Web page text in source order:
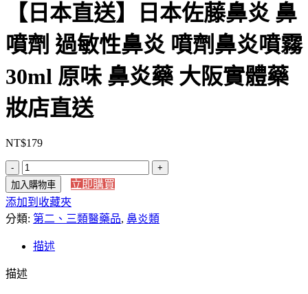
【日本直送】日本佐藤鼻炎 鼻
噴劑 過敏性鼻炎 噴劑鼻炎噴霧
30ml 原味 鼻炎藥 大阪實體藥
妝店直送
NT$179
【日
本
直
送】
本
佐
加入購物車
立即購買
添加到收藏夾
分類: 第二、三類醫藥品, 鼻炎類
描述
描述